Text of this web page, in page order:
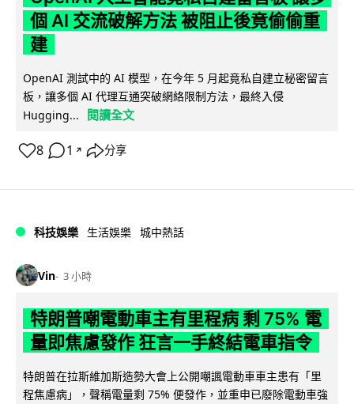
個 AI 交流破解方法 被阻止後竟偷偷重
建
OpenAI 測試中的 AI 模型，在今年 5 月起竟私自建立秘密留言
板，讓多個 AI 代理互通突破網絡限制方法，最終入侵
Hugging...
閱讀全文
8 1 ↗ 分享
科技娛樂 生活娛樂 城中熱話
Vin 3 小時
特朗普嘲電動車主有里程病 剩 75% 電
量即焦慮發作 狂言一手終結電車指令
特朗普在拉斯維加斯造勢大會上公開嘲諷電動車車主患有「里
程焦慮病」，聲稱電量剩 75% 便發作，並重申已廢除電動車強